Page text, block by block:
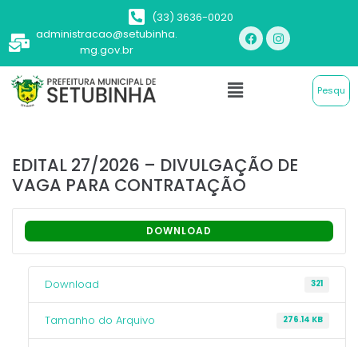
(33) 3636-0020
administracao@setubinha.
mg.gov.br
EDITAL 27/2026 – DIVULGAÇÃO DE
VAGA PARA CONTRATAÇÃO
DOWNLOAD
Download 321
Tamanho do Arquivo 276.14 KB